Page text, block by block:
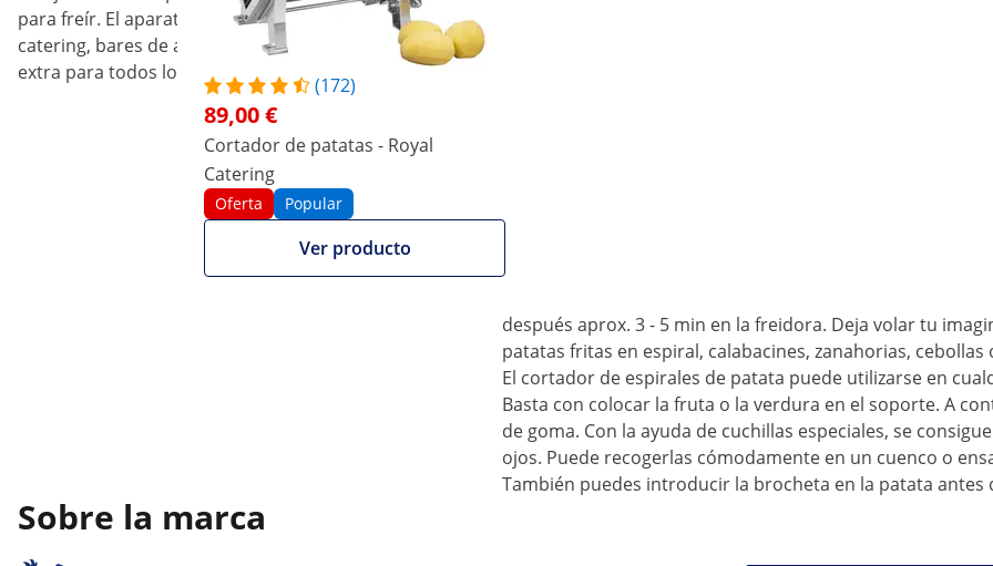
(172)
89,00 €
Cortador de patatas - Royal
Catering
Oferta Popular
Ver producto
para freír. El aparato ha sido especialmente diseñado para la restauración profesional y es ideal para negocios de
catering, bares de aperitivos o restaurantes. Gracias a su fácil manejo, el cortador en espiral es también un gran
extra para todos los amantes de la cocina.
Robusta cortadora de verduras en espiral
La cortadora de verduras en espiral ha sido fabricada
duradera y fácil de limpiar. La unidad profesional puede
dimensiones manejables, es un ayudante de cocina que
biela con una palanca en la unidad. De este modo, la
la base del cortador de patatas hay 4 pies de goma
segura y estable.
Con el cortador de patatas en espiral, podrás obtener
después aprox. 3 - 5 min en la freidora. Deja volar tu
patatas fritas en espiral, calabacines, zanahorias,
El cortador de espirales de patata puede utilizarse en
Basta con colocar la fruta o la verdura en el soporte. A
de goma. Con la ayuda de cuchillas especiales, se
ojos. Puede recogerlas cómodamente en un cuenco o
También puedes introducir la brocheta en la patata
Sobre la marca